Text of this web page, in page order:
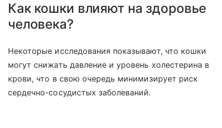
Как кошки влияют на здоровье
человека?
Некоторые исследования показывают, что кошки
могут снижать давление и уровень холестерина в
крови, что в свою очередь минимизирует риск
сердечно-сосудистых заболеваний.